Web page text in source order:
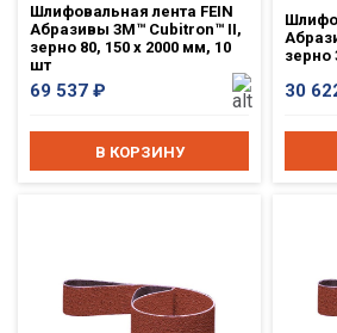
Шлифовальная лента FEIN
Абразивы 3M™ Cubitron™ II,
зерно 80, 150 x 2000 мм, 10
шт
69 537 ₽
В КОРЗИНУ
зерно
30